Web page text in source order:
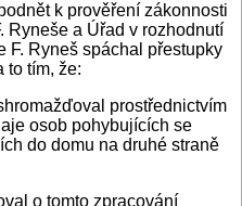
k prověření zákonnosti
Ryneše a Úřad v rozhodnutí
F. Ryneš spáchal přestupky
to tím, že:
prostřednictvím
osob pohybujících se
do domu na druhé straně
o tomto zpracování